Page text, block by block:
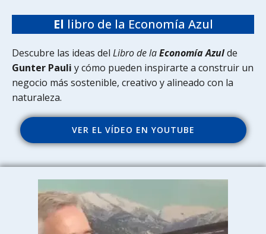
El libro de la Economía Azul
Descubre las ideas del Libro de laEconomía Azulde
Gunter Pauli y cómo pueden inspirarte a construir un
negocio más sostenible, creativo y alineado con la
naturaleza.
VER EL VÍDEO EN YOUTUBE